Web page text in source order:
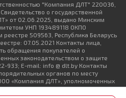
"Компания ДЛТ" 220036,
о государственной
от 02.06.2025, выдано Минским
УНП 193489118 ОКПО
509563, Республика Беларусь
07.05.2021 Контакты лица,
обращения покупателей о
законодательством о защите
933; E-mail: info @ dlt.by Контакты
органов по месту
«Компания ДЛТ», уполномоченных
+375 17 368-80-49